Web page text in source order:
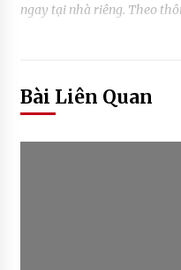
ngay tại nhà riêng. Theo
Bài Liên Quan